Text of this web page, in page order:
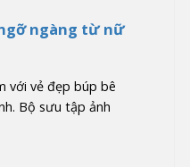
ngàng từ nữ
với vẻ đẹp búp bê
Bộ sưu tập ảnh